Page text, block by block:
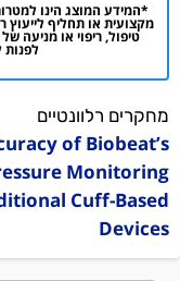
*המידע המוצג הינו
מקצועית או תחליף לייעוץ
טיפול, ריפוי או מניעה
לפנות
מחקרים רלוונטיים
of Biobeat’s
Monitoring
Cuff-Based
Devices